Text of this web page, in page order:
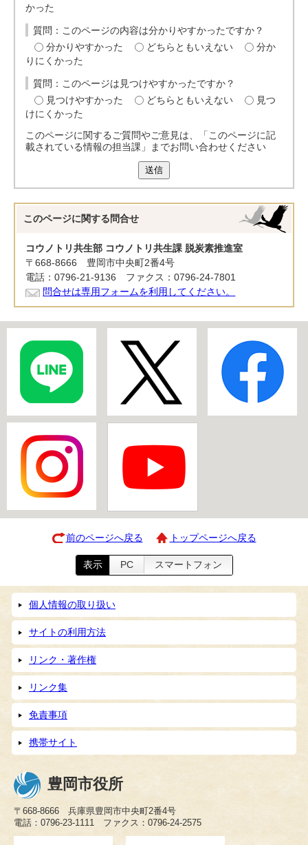
かった
質問：このページの内容は分かりやすかったですか？
分かりやすかった
どちらともいえない
分か
りにくかった
質問：このページは見つけやすかったですか？
見つけやすかった
どちらともいえない
見つ
けにくかった
このページに関するご質問やご意見は、「このページに記
載されている情報の担当課」までお問い合わせください
送信
このページに関する 問合せ
コウノトリ共生部 コウノトリ共生課 脱炭素推進室
〒668-8666 豊岡市中央町2番4号
電話：0796-21-9136 ファクス：0796-24-7801
問合せは専用フォームを利用してください。
前のページへ戻る トップページへ戻る
表示 PC スマートフォン
個人情報の取り扱い
サイトの利用方法
リンク・著作権
リンク集
免責事項
携帯サイト
豊岡市役所
〒668-8666 兵庫県豊岡市中央町2番4号
電話：0796-23-1111 ファクス：0796-24-2575